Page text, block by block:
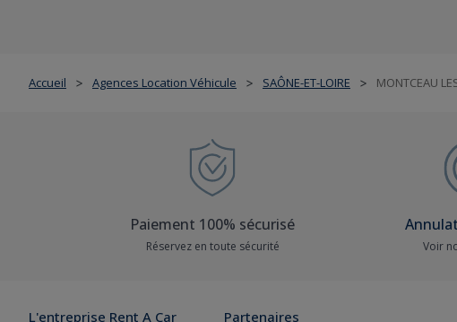
Accueil > Agences Location Véhicule > SAÔNE-ET-LOIRE > MONTCEAU
Paiement 100% sécurisé
Réservez en toute sécurité Voir
L'entreprise Rent A Car Partenaires